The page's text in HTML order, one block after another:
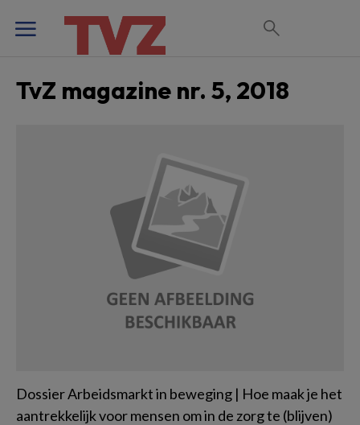
TvZ magazine nr. 5, 2018
Dossier Arbeidsmarkt in beweging | Hoe maak je het
aantrekkelijk voor mensen om in de zorg te (blijven)